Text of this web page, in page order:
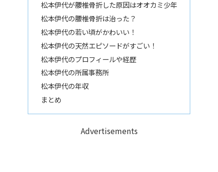
松本伊代が腰椎骨折した原因はオオカミ少年
松本伊代の腰椎骨折は治った？
松本伊代の若い頃がかわいい！
松本伊代の天然エピソードがすごい！
松本伊代のプロフィールや経歴
松本伊代の所属事務所
松本伊代の年収
まとめ
Advertisements